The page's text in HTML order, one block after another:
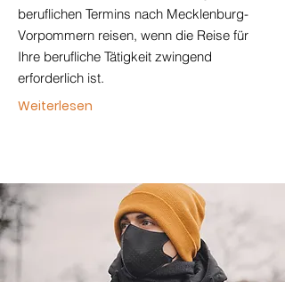
beruflichen Termins nach Mecklenburg-
Vorpommern reisen, wenn die Reise für
Ihre berufliche Tätigkeit zwingend
erforderlich ist.
Weiterlesen